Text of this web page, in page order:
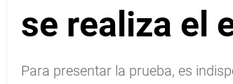
se realiza el
Para presentar la prueba, es